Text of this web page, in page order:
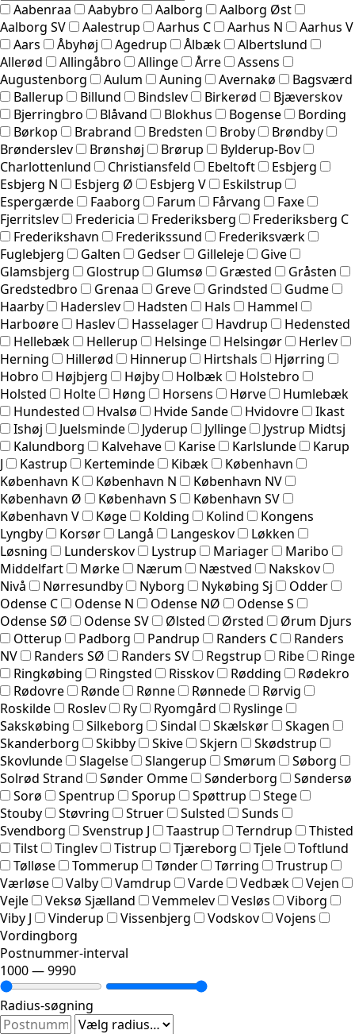
Aabenraa Aabybro Aalborg
Aalborg Øst
Aalborg SV
Aalestrup Aarhus C Aarhus N
Aarhus V
Aars
Åbyhøj Agedrup Ålbæk
Albertslund
Allerød
Allingåbro Allinge Årre
Assens
Augustenborg
Aulum Auning Avernakø
Bagsværd
Ballerup
Billund Bindslev Birkerød
Bjæverskov
Bjerringbro
Blåvand Blokhus Bogense
Bording
Børkop
Brabrand Bredsten Broby
Brøndby
Brønderslev
Brønshøj Brørup
Bylderup-Bov
Charlottenlund
Christiansfeld Ebeltoft
Esbjerg
Esbjerg N
Esbjerg Ø Esbjerg V
Eskilstrup
Espergærde
Faaborg Farum Fårvang
Faxe
Fjerritslev
Fredericia Frederiksberg
Frederiksberg C
Frederikshavn
Frederikssund
Frederiksværk
Fuglebjerg
Galten Gedser Gilleleje
Give
Glamsbjerg
Glostrup Glumsø Græsted
Gråsten
Gredstedbro
Grenaa Greve Grindsted
Gudme
Haarby
Haderslev Hadsten Hals
Hammel
Harboøre
Haslev Hasselager Havdrup
Hedensted
Hellebæk
Hellerup Helsinge Helsingør
Herlev
Herning
Hillerød Hinnerup Hirtshals
Hjørring
Hobro
Højbjerg Højby Holbæk
Holstebro
Holsted
Holte Høng Horsens Hørve
Humlebæk
Hundested
Hvalsø Hvide Sande Hvidovre
Ikast
Ishøj
Juelsminde Jyderup Jyllinge
Jystrup Midtsj
Kalundborg
Kalvehave Karise Karlslunde
Karup
J
Kastrup Kerteminde Kibæk
København
København K
København N
København NV
København Ø
København S
København SV
København V
Køge Kolding Kolind
Kongens
Lyngby
Korsør Langå Langeskov
Løkken
Løsning
Lunderskov Lystrup Mariager
Maribo
Middelfart
Mørke Nærum Næstved
Nakskov
Nivå
Nørresundby Nyborg Nykøbing Sj
Odder
Odense C
Odense N Odense NØ
Odense S
Odense SØ
Odense SV Ølsted Ørsted
Ørum Djurs
Otterup
Padborg Pandrup Randers C
Randers
NV
Randers SØ Randers SV Regstrup Ribe
Ringe
Ringkøbing
Ringsted Risskov Rødding
Rødekro
Rødovre
Rønde Rønne Rønnede
Rørvig
Roskilde
Roslev Ry Ryomgård
Ryslinge
Sakskøbing
Silkeborg Sindal Skælskør
Skagen
Skanderborg
Skibby Skive Skjern
Skødstrup
Skovlunde
Slagelse Slangerup Smørum
Søborg
Solrød Strand
Sønder Omme Sønderborg
Søndersø
Sorø
Spentrup Sporup Spøttrup
Stege
Stouby
Støvring Struer Sulsted
Sunds
Svendborg
Svenstrup J Taastrup Terndrup
Thisted
Tilst
Tinglev Tistrup Tjæreborg Tjele
Toftlund
Tølløse
Tommerup Tønder Tørring
Trustrup
Værløse
Valby Vamdrup Varde Vedbæk
Vejen
Vejle
Veksø Sjælland Vemmelev Vesløs
Viborg
Viby J
Vinderup Vissenbjerg Vodskov
Vojens
Vordingborg
Postnummer-interval
1000—9990
Radius-søgning